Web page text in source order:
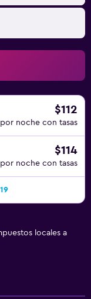
de niños
un adulto. Se
y esparcimiento
o cerca del
recargo).
$112
por noche con tasas
$114
por noche con tasas
locales a